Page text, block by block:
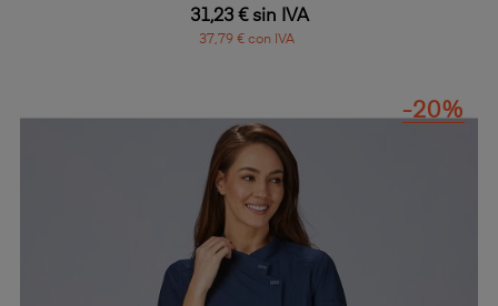
31,23 € sin IVA
37,79 € con IVA
-20%